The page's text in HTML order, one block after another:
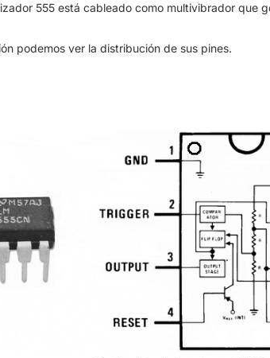
555 está cableado como multivibrador que
podemos ver la distribución de sus pines.